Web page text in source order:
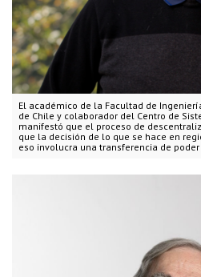
El académico de la Facultad de
de Chile y colaborador del Centro de
manifestó que el proceso de
que la decisión de lo que se hace en
eso involucra una transferencia de